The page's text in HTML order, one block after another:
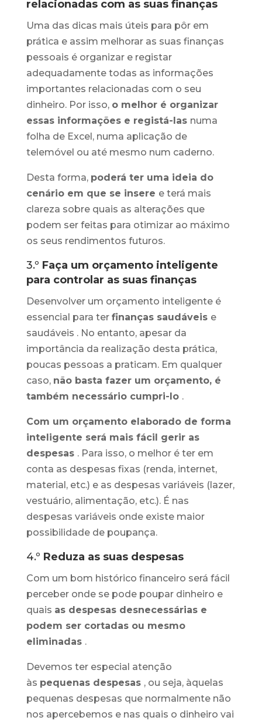
relacionadas com as suas finanças
Uma das dicas mais úteis para pôr em
prática e assim melhorar as suas finanças
pessoais é organizar e registar
adequadamente todas as informações
importantes relacionadas com o seu
dinheiro. Por isso, o melhor é organizar
essas informações e registá-las numa
folha de Excel, numa aplicação de
telemóvel ou até mesmo num caderno.
Desta forma, poderá ter uma ideia do
cenário em que se insere e terá mais
clareza sobre quais as alterações que
podem ser feitas para otimizar ao máximo
os seus rendimentos futuros.
3.º Faça um orçamento inteligente
para controlar as suas finanças
Desenvolver um orçamento inteligente é
essencial para ter finanças saudáveis ​​e
saudáveis ​​. No entanto, apesar da
importância da realização desta prática,
poucas pessoas a praticam. Em qualquer
caso, não basta fazer um orçamento, é
também necessário cumpri-lo .
Com um orçamento elaborado de forma
inteligente será mais fácil gerir as
despesas . Para isso, o melhor é ter em
conta as despesas fixas (renda, internet,
material, etc.) e as despesas variáveis ​​(lazer,
vestuário, alimentação, etc.). É nas
despesas variáveis ​​onde existe maior
possibilidade de poupança.
4.º Reduza as suas despesas
Com um bom histórico financeiro será fácil
perceber onde se pode poupar dinheiro e
quais as despesas desnecessárias e
podem ser cortadas ou mesmo
eliminadas .
Devemos ter especial atenção
às pequenas despesas , ou seja, àquelas
pequenas despesas que normalmente não
nos apercebemos e nas quais o dinheiro vai